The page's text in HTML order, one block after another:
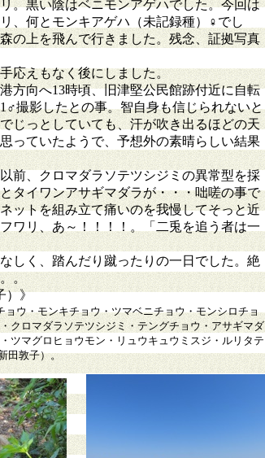
。黒い陰はベニモンアゲハでした。今回は
、何とモンキアゲハ（未記録種）♀でし
の上を飛んで行きました。残念、証拠写真
応えもなく後にしました。
方向へ13時頃、旧津堅公民館跡付近に自転
撮影したとの事。智自身も信じられないと
じっとしていても、汗が吹き出るほどの天
っていたようで、予想外の素晴らしい結果
前、クロマダラソテツシジミの異常型を採
タイワンアサギマダラが・・・咄嗟の事で
ットを組み立て痛いのを我慢してそっと近
ワリ、あ～！！！！。「二兎を追う者は一
しく、踏んだり蹴ったりの一日でした。絶
。
）》
ウ・モンキチョウ・ツマベニチョウ・モンシロチョ
クロマダラソテツシジミ・テングチョウ・アサギマダ
ツマグロヒョウモン・リュウキュウミスジ・ルリタテ
田敦子）。